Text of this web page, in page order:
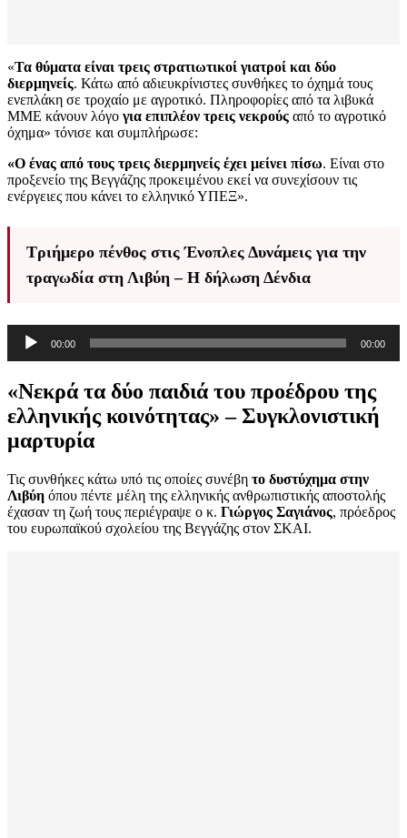
«Τα θύματα είναι τρεις στρατιωτικοί γιατροί και δύο
διερμηνείς. Κάτω από αδιευκρίνιστες συνθήκες το όχημά τους
ενεπλάκη σε τροχαίο με αγροτικό. Πληροφορίες από τα λιβυκά
ΜΜΕ κάνουν λόγο για επιπλέον τρεις νεκρούς από το αγροτικό
όχημα» τόνισε και συμπλήρωσε:
«Ο ένας από τους τρεις διερμηνείς έχει μείνει πίσω. Είναι στο
προξενείο της Βεγγάζης προκειμένου εκεί να συνεχίσουν τις
ενέργειες που κάνει το ελληνικό ΥΠΕΞ».
Τριήμερο πένθος στις Ένοπλες Δυνάμεις για την
τραγωδία στη Λιβύη – Η δήλωση Δένδια
Πρόγραμμα
Αναπαραγωγής
Ήχου
00:00 00:00
«Νεκρά τα δύο παιδιά του προέδρου της
ελληνικής κοινότητας» – Συγκλονιστική
μαρτυρία
Τις συνθήκες κάτω υπό τις οποίες συνέβη το δυστύχημα στην
Λιβύη όπου πέντε μέλη της ελληνικής ανθρωπιστικής αποστολής
έχασαν τη ζωή τους περιέγραψε ο κ. Γιώργος Σαγιάνος, πρόεδρος
του ευρωπαϊκού σχολείου της Βεγγάζης στον ΣΚΑΙ.